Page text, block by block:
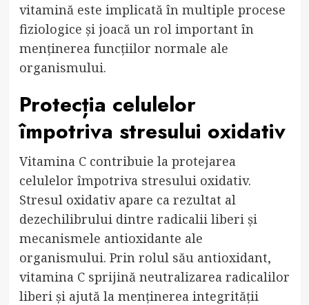
vitamină este implicată în multiple procese
fiziologice și joacă un rol important în
menținerea funcțiilor normale ale
organismului.
Protecția celulelor
împotriva stresului oxidativ
Vitamina C contribuie la protejarea
celulelor împotriva stresului oxidativ.
Stresul oxidativ apare ca rezultat al
dezechilibrului dintre radicalii liberi și
mecanismele antioxidante ale
organismului. Prin rolul său antioxidant,
vitamina C sprijină neutralizarea radicalilor
liberi și ajută la menținerea integrității